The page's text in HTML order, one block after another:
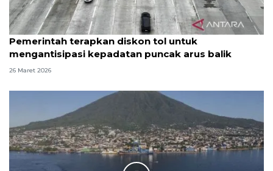
Pemerintah terapkan diskon tol untuk
mengantisipasi kepadatan puncak arus balik
26 Maret 2026